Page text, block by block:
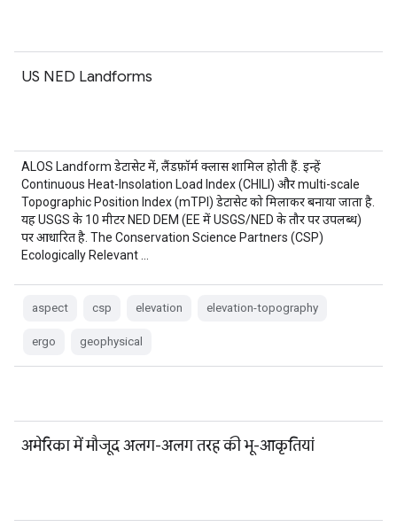
US NED Landforms
ALOS Landform डेटासेट में, लैंडफ़ॉर्म क्लास शामिल होती हैं. इन्हें
Continuous Heat-Insolation Load Index (CHILI) और multi-scale
Topographic Position Index (mTPI) डेटासेट को मिलाकर बनाया जाता है.
यह USGS के 10 मीटर NED DEM (EE में USGS/NED के तौर पर उपलब्ध)
पर आधारित है. The Conservation Science Partners (CSP)
Ecologically Relevant …
aspect csp elevation elevation-topography
ergo geophysical
अमेरिका में मौजूद अलग-अलग तरह की भू-आकृतियां